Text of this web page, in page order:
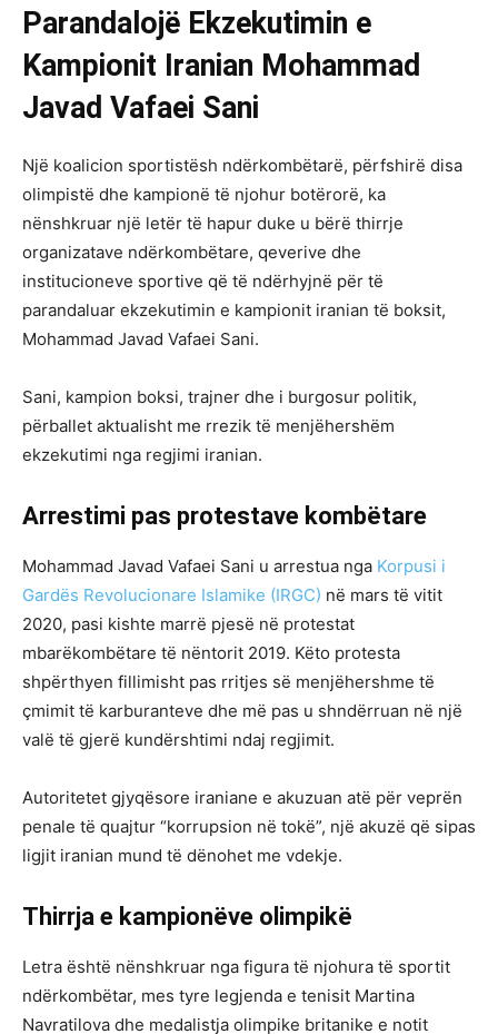
Parandalojë Ekzekutimin e
Kampionit Iranian Mohammad
Javad Vafaei Sani
Një koalicion sportistësh ndërkombëtarë, përfshirë disa
olimpistë dhe kampionë të njohur botërorë, ka
nënshkruar një letër të hapur duke u bërë thirrje
organizatave ndërkombëtare, qeverive dhe
institucioneve sportive që të ndërhyjnë për të
parandaluar ekzekutimin e kampionit iranian të boksit,
Mohammad Javad Vafaei Sani.
Sani, kampion boksi, trajner dhe i burgosur politik,
përballet aktualisht me rrezik të menjëhershëm
ekzekutimi nga regjimi iranian.
Arrestimi pas protestave kombëtare
Mohammad Javad Vafaei Sani u arrestua nga Korpusi i
Gardës Revolucionare Islamike (IRGC) në mars të vitit
2020, pasi kishte marrë pjesë në protestat
mbarëkombëtare të nëntorit 2019. Këto protesta
shpërthyen fillimisht pas rritjes së menjëhershme të
çmimit të karburanteve dhe më pas u shndërruan në një
valë të gjerë kundërshtimi ndaj regjimit.
Autoritetet gjyqësore iraniane e akuzuan atë për veprën
penale të quajtur “korrupsion në tokë”, një akuzë që sipas
ligjit iranian mund të dënohet me vdekje.
Thirrja e kampionëve olimpikë
Letra është nënshkruar nga figura të njohura të sportit
ndërkombëtar, mes tyre legjenda e tenisit Martina
Navratilova dhe medalistja olimpike britanike e notit